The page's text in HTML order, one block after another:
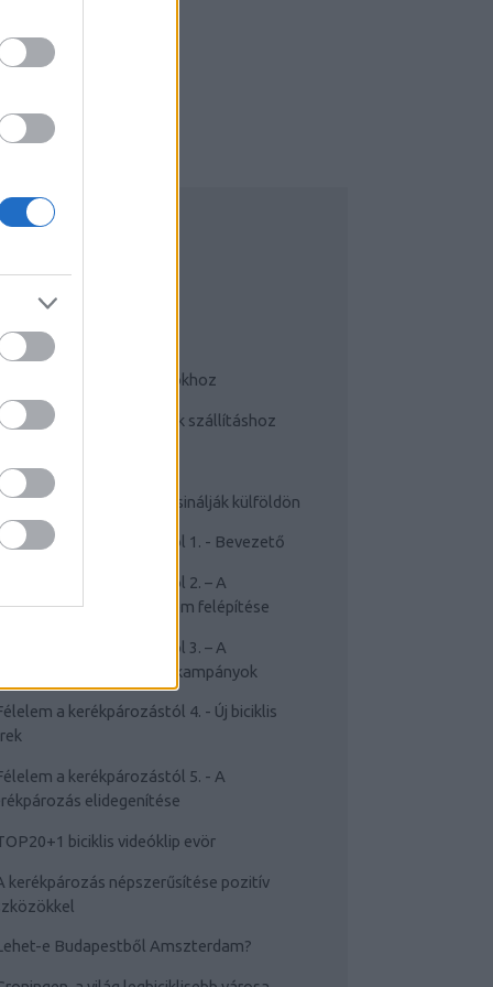
tippek
Kerékpárok a mindennapokhoz
cargo bringák szállításhoz
Cyclechic.hu on tour: Így csinálják külföldön
a kerékpározástól 1. - Bevezető
Félelem a kerékpározástól 2. – A
való félelem felépítése
Félelem a kerékpározástól 3. – A
népszerűsítő kampányok
a kerékpározástól 4. - Új biciklis
a kerékpározástól 5. - A
elidegenítése
biciklis videóklip evör
kerékpározás népszerűsítése pozitív
e Budapestből Amszterdam?